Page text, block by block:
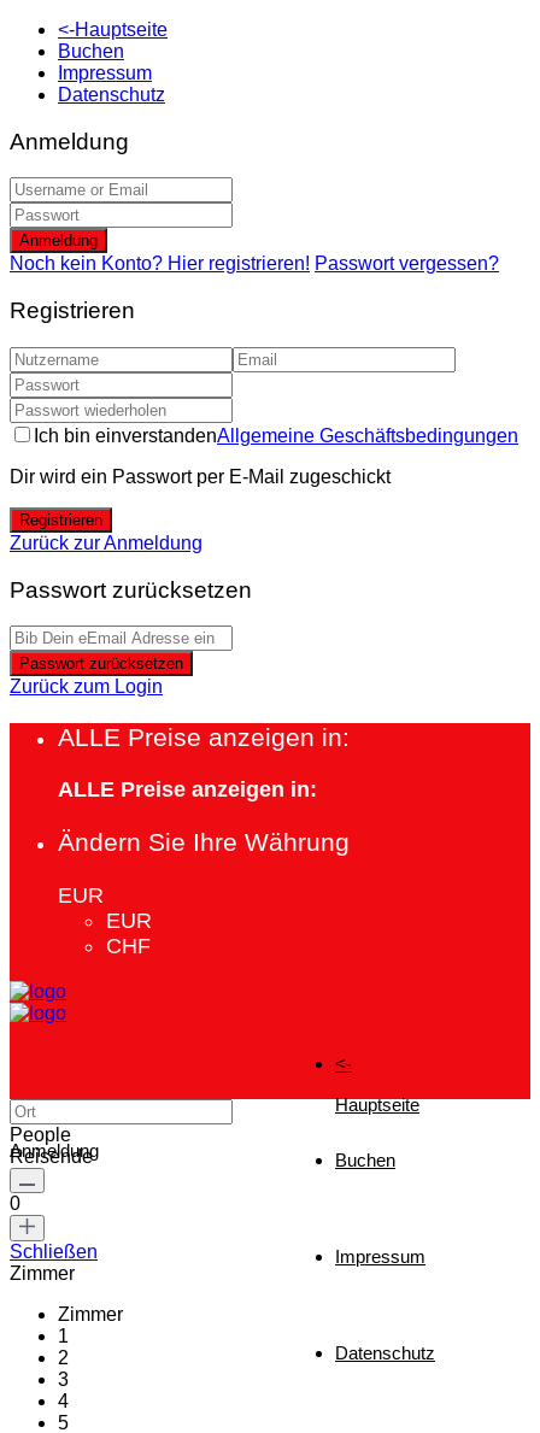
<-Hauptseite
Buchen
Impressum
Datenschutz
Anmeldung
Anmeldung
Noch kein Konto? Hier registrieren! Passwort vergessen?
Registrieren
Ich bin einverstandenAllgemeine Geschäftsbedingungen
Dir wird ein Passwort per E-Mail zugeschickt
Registrieren
Zurück zur Anmeldung
Passwort zurücksetzen
Passwort zurücksetzen
Zurück zum Login
ALLE Preise anzeigen in:
ALLE Preise anzeigen in:
Ändern Sie Ihre Währung
EUR
EUR
CHF
<-
Hauptseite
Buchen
Impressum
Datenschutz
Anmeldung
People
Reisende
0
Schließen
Zimmer
Zimmer
1
2
3
4
5